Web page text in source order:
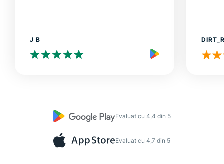
J B
Evaluat cu 4,4 din 5
Evaluat cu 4,7 din 5